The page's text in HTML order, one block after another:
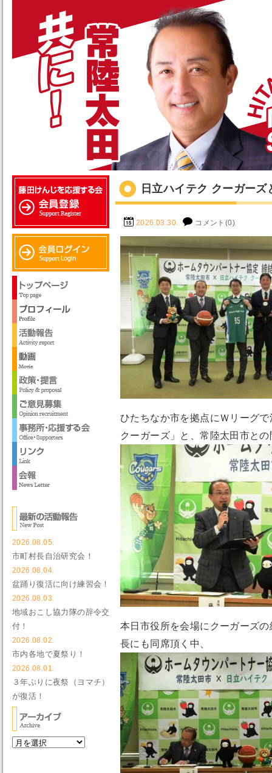
日立ハイテク クーガー
2026.03.30. コメント(0)
ひたちなか市を拠点にＷリーグ
クーガーズ」と、常陸太田市と
本日市役所を会場にクーガーズ
長にも同席頂く中、
2026.08.05.
市町村長自治研究会！
2026.08.04.
盆踊り復活に向け練習会！
2026.08.03.
地域おこし協力隊の辞令交
付！
2026.08.02.
市内各地で夏祭り！
2026.08.01.
３年ぶりに夜祭（ヨマチ）
が復活！